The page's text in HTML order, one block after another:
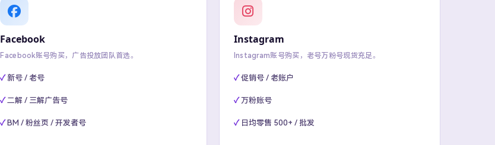
Facebook
Facebook账号购买，广告投放团队首选。
新号 / 老号
二解 / 三解广告号
BM / 粉丝页 / 开发者号
Instagram
Instagram账号购买，老号万粉号现货充足。
促销号 / 老账户
万粉账号
日均零售 500+ / 批发